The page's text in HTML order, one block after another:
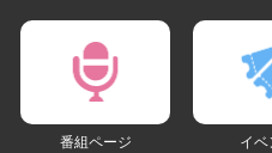
番組ページ イベ